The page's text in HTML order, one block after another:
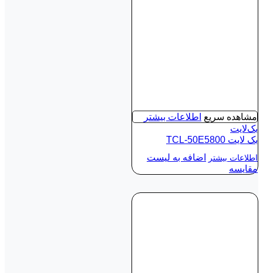
مشاهده سریع اطلاعات بیشتر
بک‌لایت
بک لايت TCL-50E5800
اطلاعات بیشتر
اضافه به لیست
مقایسه